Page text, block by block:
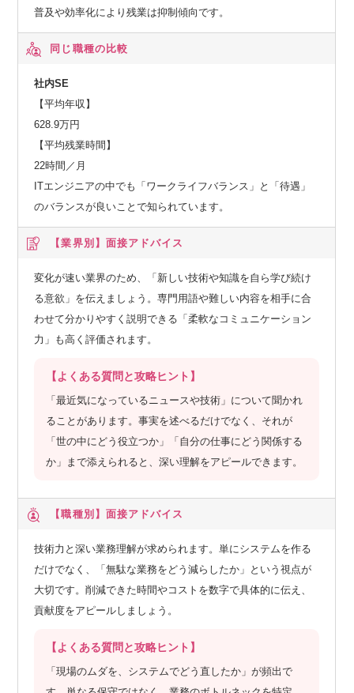
普及や効率化により残業は抑制傾向です。
同じ職種の比較
社内SE
【平均年収】
628.9万円
【平均残業時間】
22時間／月
ITエンジニアの中でも「ワークライフバランス」と「待遇」
のバランスが良いことで知られています。
【業界別】 面接アドバイス
変化が速い業界のため、「新しい技術や知識を自ら学び続け
る意欲」を伝えましょう。専門用語や難しい内容を相手に合
わせて分かりやすく説明できる「柔軟なコミュニケーション
力」も高く評価されます。
【よくある質問と攻略ヒント】
「最近気になっているニュースや技術」について聞かれ
ることがあります。事実を述べるだけでなく、それが
「世の中にどう役立つか」「自分の仕事にどう関係する
か」まで添えられると、深い理解をアピールできます。
【職種別】 面接アドバイス
技術力と深い業務理解が求められます。単にシステムを作る
だけでなく、「無駄な業務をどう減らしたか」という視点が
大切です。削減できた時間やコストを数字で具体的に伝え、
貢献度をアピールしましょう。
【よくある質問と攻略ヒント】
「現場のムダを、システムでどう直したか」が頻出で